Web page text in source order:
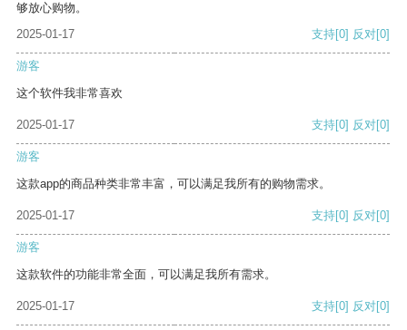
够放心购物。
2025-01-17
支持[0] 反对[0]
游客
这个软件我非常喜欢
2025-01-17 支持[0] 反对[0]
游客
这款app的商品种类非常丰富，可以满足我所有的购物需求。
2025-01-17 支持[0] 反对[0]
游客
这款软件的功能非常全面，可以满足我所有需求。
2025-01-17 支持[0] 反对[0]